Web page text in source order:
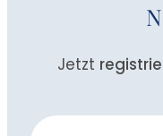
Jetzt
Newsletter